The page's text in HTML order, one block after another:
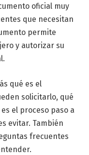
oficial muy
que necesitan
permite
y autorizar su
qué es el
solicitarlo, qué
el proceso paso a
evitar. También
frecuentes